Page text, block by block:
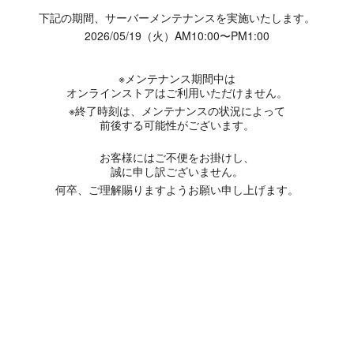
下記の期間、サーバーメンテナンスを実施いたします。
2026/05/19（火）AM10:00〜PM1:00
※メンテナンス期間中は
オンラインストアはご利用いただけません。
※終了時刻は、メンテナンスの状況によって
前後する可能性がございます。
お客様にはご不便をお掛けし、
誠に申し訳ございません。
何卒、ご理解賜りますようお願い申し上げます。